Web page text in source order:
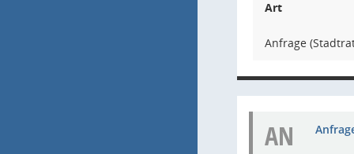
Art
Anfrage
AN